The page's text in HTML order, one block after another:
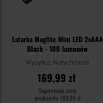
Latarka Maglite Mini LED 2xAAA
Black - 100 lumenów
Wysyłka: Natychmiast
169,99 zł
Sugerowana cena
producenta 189,99 zł